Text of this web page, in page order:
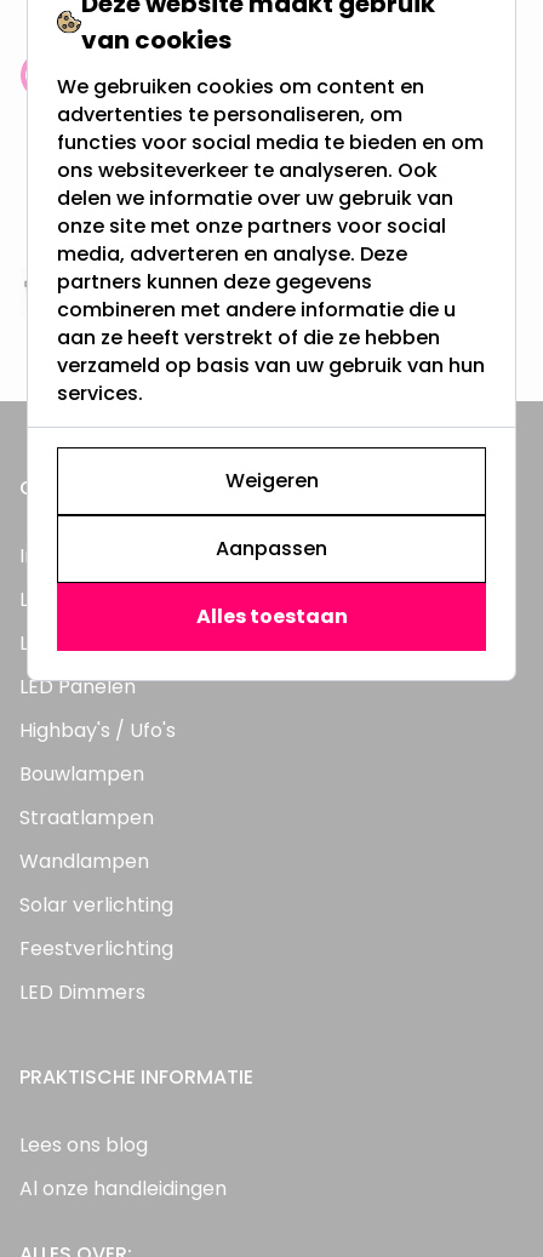
Klantenbeoordeling: 9.4/10
meer dan 100.000 klanten gingen u voor
Gratis verzending + snel geleverd
Vanaf EUR100,- naar NL & BE
& 100 dagen recht op retour
Altijd uit eigen voorraad
3000m2 - 60.000+ Producten
ONZE PRODUCTEN
Inbouwspots
LED Lampen
LED TL Buizen
LED Panelen
Highbay's / Ufo's
Bouwlampen
Straatlampen
Wandlampen
Solar verlichting
Feestverlichting
LED Dimmers
PRAKTISCHE INFORMATIE
Lees ons blog
Al onze handleidingen
van cookies
We gebruiken cookies om content en
advertenties te personaliseren, om
functies voor social media te bieden en om
ons websiteverkeer te analyseren. Ook
delen we informatie over uw gebruik van
onze site met onze partners voor social
media, adverteren en analyse. Deze
partners kunnen deze gegevens
combineren met andere informatie die u
aan ze heeft verstrekt of die ze hebben
verzameld op basis van uw gebruik van hun
services.
Weigeren
Aanpassen
Alles toestaan